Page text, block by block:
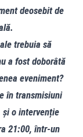
deosebit de
trebuia să
a fost doborâtă
eveniment?
în transmisiuni
și o intervenție
21:00, într-un